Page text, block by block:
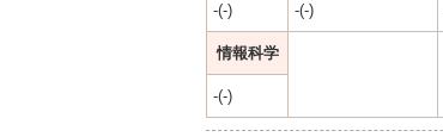
-(-) -(-)
情報科学
-(-)